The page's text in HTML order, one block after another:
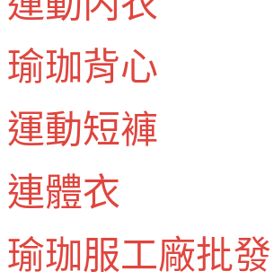
瑜珈背心
運動短褲
連體衣
瑜珈服工廠批發